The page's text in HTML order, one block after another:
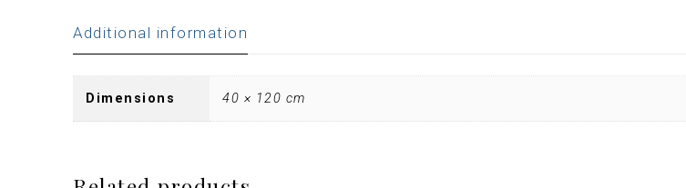
Additional information
Dimensions 40 × 120 cm